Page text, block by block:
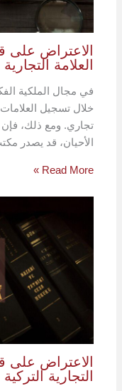
الاعتراض
العلامة
في مجال الملكية
خلال تسجيل
تجاري. ومع ذلك، فإن
الأحيان، قد يصدر
Read More »
التجارية التركية